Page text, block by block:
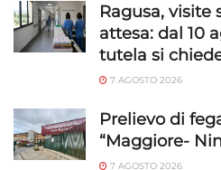
Ragusa, visite
attesa: dal 10
tutela si
7 AGOSTO 2026
Prelievo di
“Maggiore-
7 AGOSTO 2026